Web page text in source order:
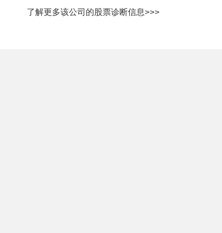
了解更多该公司的股票诊断信息>>>